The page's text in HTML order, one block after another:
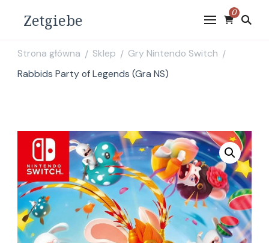
Zetgiebe 0
Strona główna / Sklep / Gry Nintendo Switch /
Rabbids Party of Legends (Gra NS)